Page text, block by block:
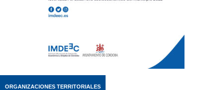
ORGANIZACIONES TERRITORIALES